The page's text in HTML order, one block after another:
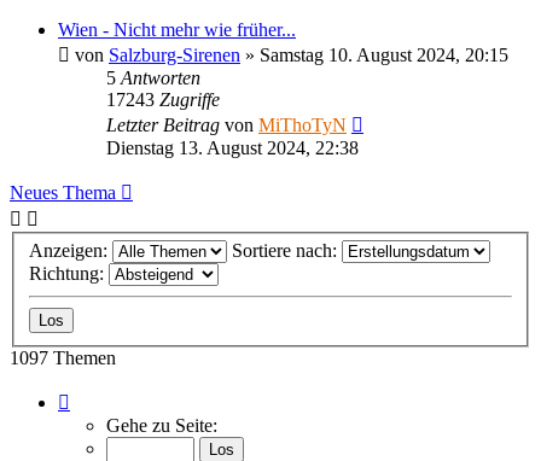
Wien - Nicht mehr wie früher...
von Salzburg-Sirenen » Samstag 10. August 2024, 20:15
5 Antworten
17243 Zugriffe
Letzter Beitrag von MiThoTyN
Dienstag 13. August 2024, 22:38
Neues Thema
Anzeigen:
Sortiere nach:
Richtung:
1097 Themen
von
Gehe zu Seite: